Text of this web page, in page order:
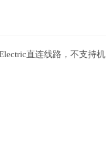
直连线路，不支持机